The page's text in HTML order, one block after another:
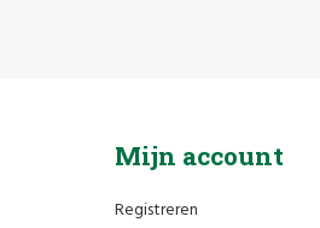
Mijn account
Registreren